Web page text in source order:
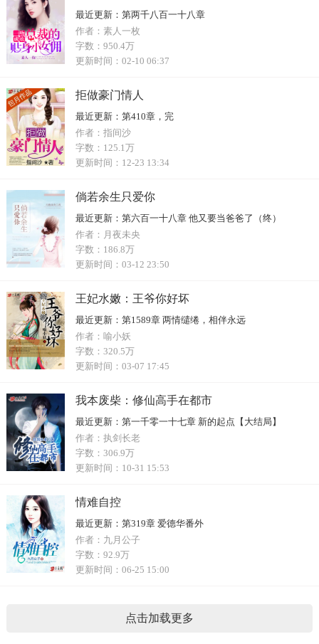
最近更新： 第两千八百一十八章
作者： 素人一枚
字数： 950.4万
更新时间： 02-10 06:37
拒做豪门情人
最近更新： 第410章，完
作者： 指间沙
字数： 125.1万
更新时间： 12-23 13:34
倘若余生只爱你
最近更新： 第六百一十八章 他又要当爸爸了（终）
作者： 月夜未央
字数： 186.8万
更新时间： 03-12 23:50
王妃水嫩：王爷你好坏
最近更新： 第1589章 两情缱绻，相伴永远
作者： 喻小妖
字数： 320.5万
更新时间： 03-07 17:45
我本废柴：修仙高手在都市
最近更新： 第一千零一十七章 新的起点【大结局】
作者： 执剑长老
字数： 306.9万
更新时间： 10-31 15:53
情难自控
最近更新： 第319章 爱德华番外
作者： 九月公子
字数： 92.9万
更新时间： 06-25 15:00
点击加载更多